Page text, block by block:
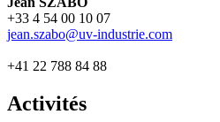
+33 4 54 00 10 07
jean.szabo@uv-industrie.com
+41 22 788 84 88
Activités